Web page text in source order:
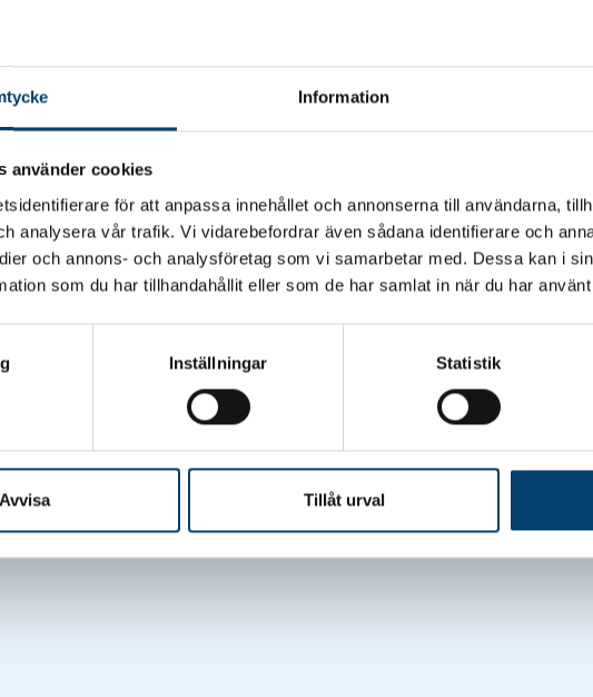
Information
använder cookies
för att anpassa innehållet och annonserna till användarna,
analysera vår trafik. Vi vidarebefordrar även sådana identifierare och
och annons- och analysföretag som vi samarbetar med. Dessa kan i
som du har tillhandahållit eller som de har samlat in när du har
Inställningar Statistik
Avvisa Tillåt urval